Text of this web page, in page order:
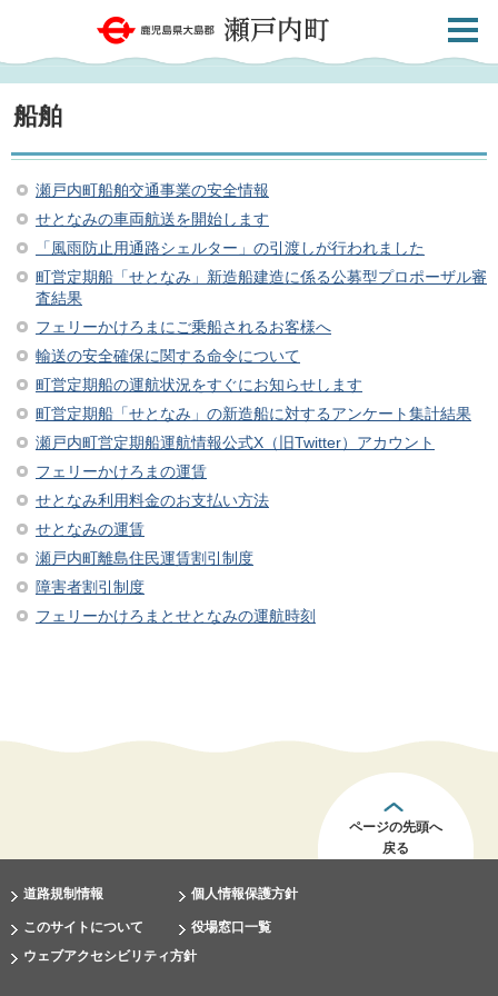
鹿児島県大島郡 瀬戸内町
共通メ
船舶
瀬戸内町船舶交通事業の安全情報
せとなみの車両航送を開始します
「風雨防止用通路シェルター」の引渡しが行われました
町営定期船「せとなみ」新造船建造に係る公募型プロポーザル審
査結果
フェリーかけろまにご乗船されるお客様へ
輸送の安全確保に関する命令について
町営定期船の運航状況をすぐにお知らせします
町営定期船「せとなみ」の新造船に対するアンケート集計結果
瀬戸内町営定期船運航情報公式X（旧Twitter）アカウント
フェリーかけろまの運賃
せとなみ利用料金のお支払い方法
せとなみの運賃
瀬戸内町離島住民運賃割引制度
障害者割引制度
フェリーかけろまとせとなみの運航時刻
ページの先頭へ
戻る
道路規制情報 個人情報保護方針
このサイトについて
役場窓口一覧
ウェブアクセシビリティ方針